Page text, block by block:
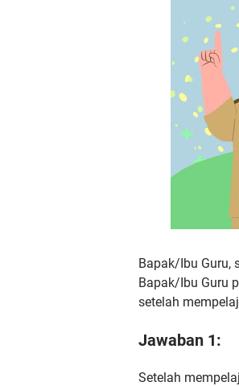
Bapak/Ibu Guru,
Bapak/Ibu Guru
setelah
Jawaban 1:
Setelah